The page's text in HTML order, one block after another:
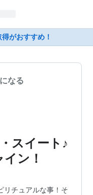
がおすすめ！
なる
スイート♪
ン！
リチュアルな事！そ